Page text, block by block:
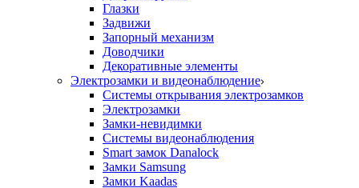
Глазки
Задвижи
Запорный механизм
Доводчики
Декоративные элементы
Электрозамки и видеонаблюдение
Системы открывания электрозамков
Электрозамки
Замки-невидимки
Системы видеонаблюдения
Smart замок Danalock
Замки Samsung
Замки Kaadas